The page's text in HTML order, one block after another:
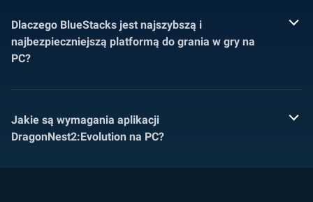
Dlaczego BlueStacks jest najszybszą i
najbezpieczniejszą platformą do grania w gry na
PC?
Jakie są wymagania aplikacji
DragonNest2:Evolution na PC?